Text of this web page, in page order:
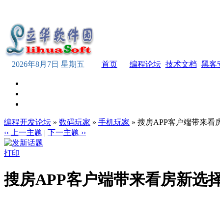
2026年8月7日 星期五 首页 编程论坛 技术文档 黑客
编程开发论坛 » 数码玩家 » 手机玩家 » 搜房APP客户端带来看
‹‹ 上一主题 | 下一主题 ››
打印
搜房APP客户端带来看房新选